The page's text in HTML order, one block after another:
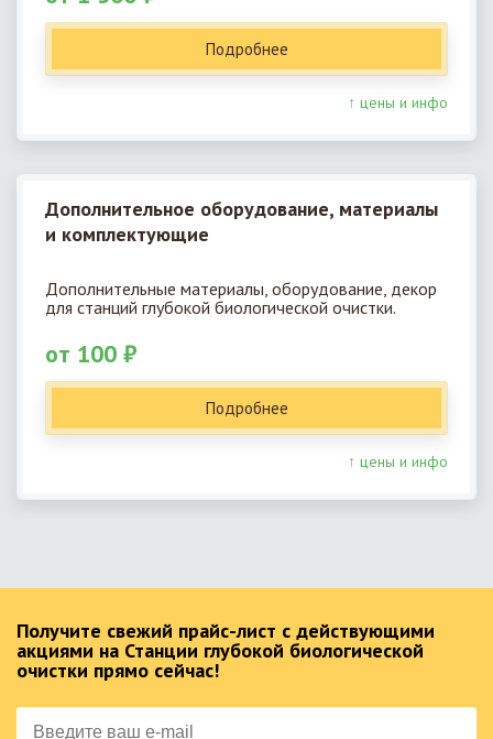
Подробнее
↑ цены и инфо
Дополнительное оборудование, материалы
и комплектующие
Дополнительные материалы, оборудование, декор
для станций глубокой биологической очистки.
от 100 ₽
Подробнее
↑ цены и инфо
Получите свежий прайс-лист с действующими
акциями на Станции глубокой биологической
очистки прямо сейчас!